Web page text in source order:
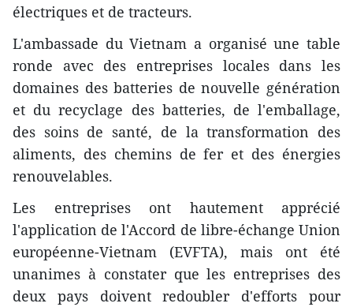
électriques et de tracteurs.
L'ambassade du Vietnam a organisé une table
ronde avec des entreprises locales dans les
domaines des batteries de nouvelle génération
et du recyclage des batteries, de l'emballage,
des soins de santé, de la transformation des
aliments, des chemins de fer et des énergies
renouvelables.
Les entreprises ont hautement apprécié
l'application de l'Accord de libre-échange Union
européenne-Vietnam (EVFTA), mais ont été
unanimes à constater que les entreprises des
deux pays doivent redoubler d'efforts pour